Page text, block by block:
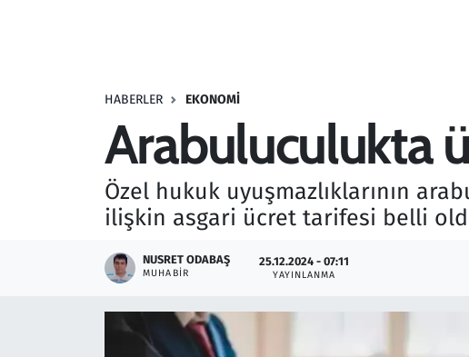
HABERLER EKONOMI
Arabuluculukta
Özel hukuk uyuşmazlıklarının
ilişkin asgari ücret tarifesi belli
NUSRET ODABAŞ
MUHABIR
25.12.2024 - 07:11
YAYINLANMA
Savunma Sanayi
Seçim 2023
Teknoloji ve Bilim